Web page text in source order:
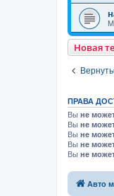
Новая
ПРАВА
Вы не
Вы не
Вы не
Вы не
Вы не
Авто